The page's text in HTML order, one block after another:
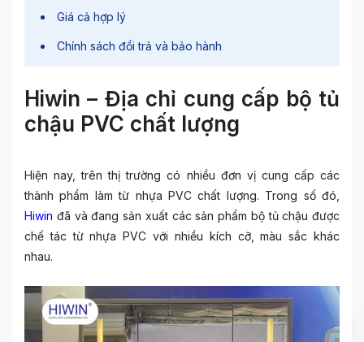
Giá cả hợp lý
Chính sách đổi trả và bảo hành
Hiwin – Địa chỉ cung cấp bộ tủ
chậu PVC chất lượng
Hiện nay, trên thị trường có nhiều đơn vị cung cấp các
thành phẩm làm từ nhựa PVC chất lượng. Trong số đó,
Hiwin đã và đang sản xuất các sản phẩm bộ tủ chậu được
chế tác từ nhựa PVC với nhiều kích cỡ, màu sắc khác
nhau.